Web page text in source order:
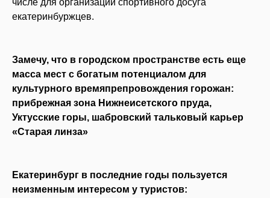
числе для организации спортивного досуга
екатеринбуржцев.
Замечу, что в городском пространстве есть еще
масса мест с богатым потенциалом для
культурного времяпрепровождения горожан:
прибрежная зона Нижнеисетского пруда,
Уктусские горы, шабровский тальковый карьер
«Старая линза»
Екатеринбург в последние годы пользуется
неизменным интересом у туристов: